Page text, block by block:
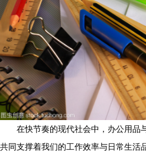
在快节奏的现代社会中，办公用品
共同支撑着我们的工作效率与日常生活